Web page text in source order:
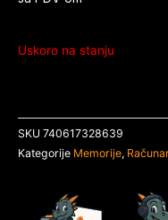
Uskoro na stanju
SKU 740617328639
Kategorije Memorije,